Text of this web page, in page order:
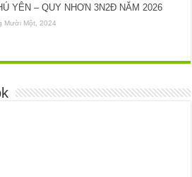
YÊN – QUY NHƠN 3N2Đ NĂM 2026
Mười Một, 2024